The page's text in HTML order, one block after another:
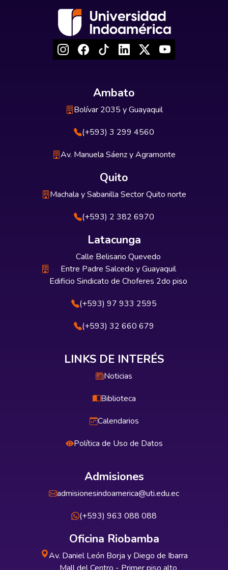
Ambato
Bolívar 2035 y Guayaquil
(+593) 3 299 4560
Av. Manuela Sáenz y Agramonte
Quito
Machala y Sabanilla Sector Quito norte
(+593) 2 382 6970
Latacunga
Calle Belisario Quevedo
Entre Padre Salcedo y Guayaquil
Edificio Sindicato de Choferes 2do piso
(+593) 97 933 2595
(+593) 32 660 679
LINKS DE INTERÉS
Noticias
Biblioteca
Calendarios
Política de Uso de Datos
Admisiones
admisionesindoamerica@uti.edu.ec
(+593) 963 088 088
Oficina Riobamba
Av. Daniel León Borja y Diego de Ibarra